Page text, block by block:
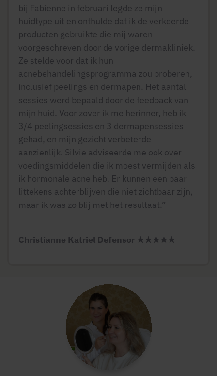
bij Fabienne in februari legde ze mijn
huidtype uit en onthulde dat ik de verkeerde
producten gebruikte die mij waren
voorgeschreven door de vorige dermakliniek.
Ze stelde voor dat ik hun
acnebehandelingsprogramma zou proberen,
inclusief peelings en dermapen. Het aantal
sessies werd bepaald door de feedback van
mijn huid. Voor zover ik me herinner, heb ik
3/4 peelingsessies en 3 dermapensessies
gehad, en mijn gezicht verbeterde
aanzienlijk. Silvie adviseerde me ook over
voedingsmiddelen die ik moest vermijden als
ik hormonale acne heb. Er kunnen een paar
littekens achterblijven die niet zichtbaar zijn,
maar ik was zo blij met het resultaat.”
Christianne Katriel Defensor ★★★★★